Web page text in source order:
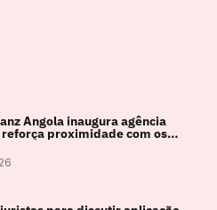
Angola inaugura agência
reforça proximidade com os